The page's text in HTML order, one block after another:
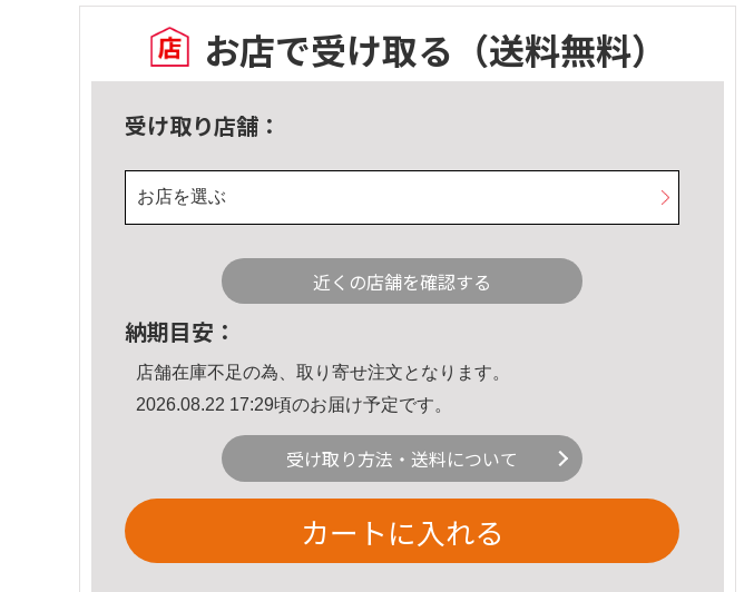
お店で受け取る （送料無料）
受け取り店舗：
お店を選ぶ
近くの店舗を確認する
納期目安：
店舗在庫不足の為、取り寄せ注文となります。
2026.08.22 17:29頃のお届け予定です。
受け取り方法・送料について
カートに入れる